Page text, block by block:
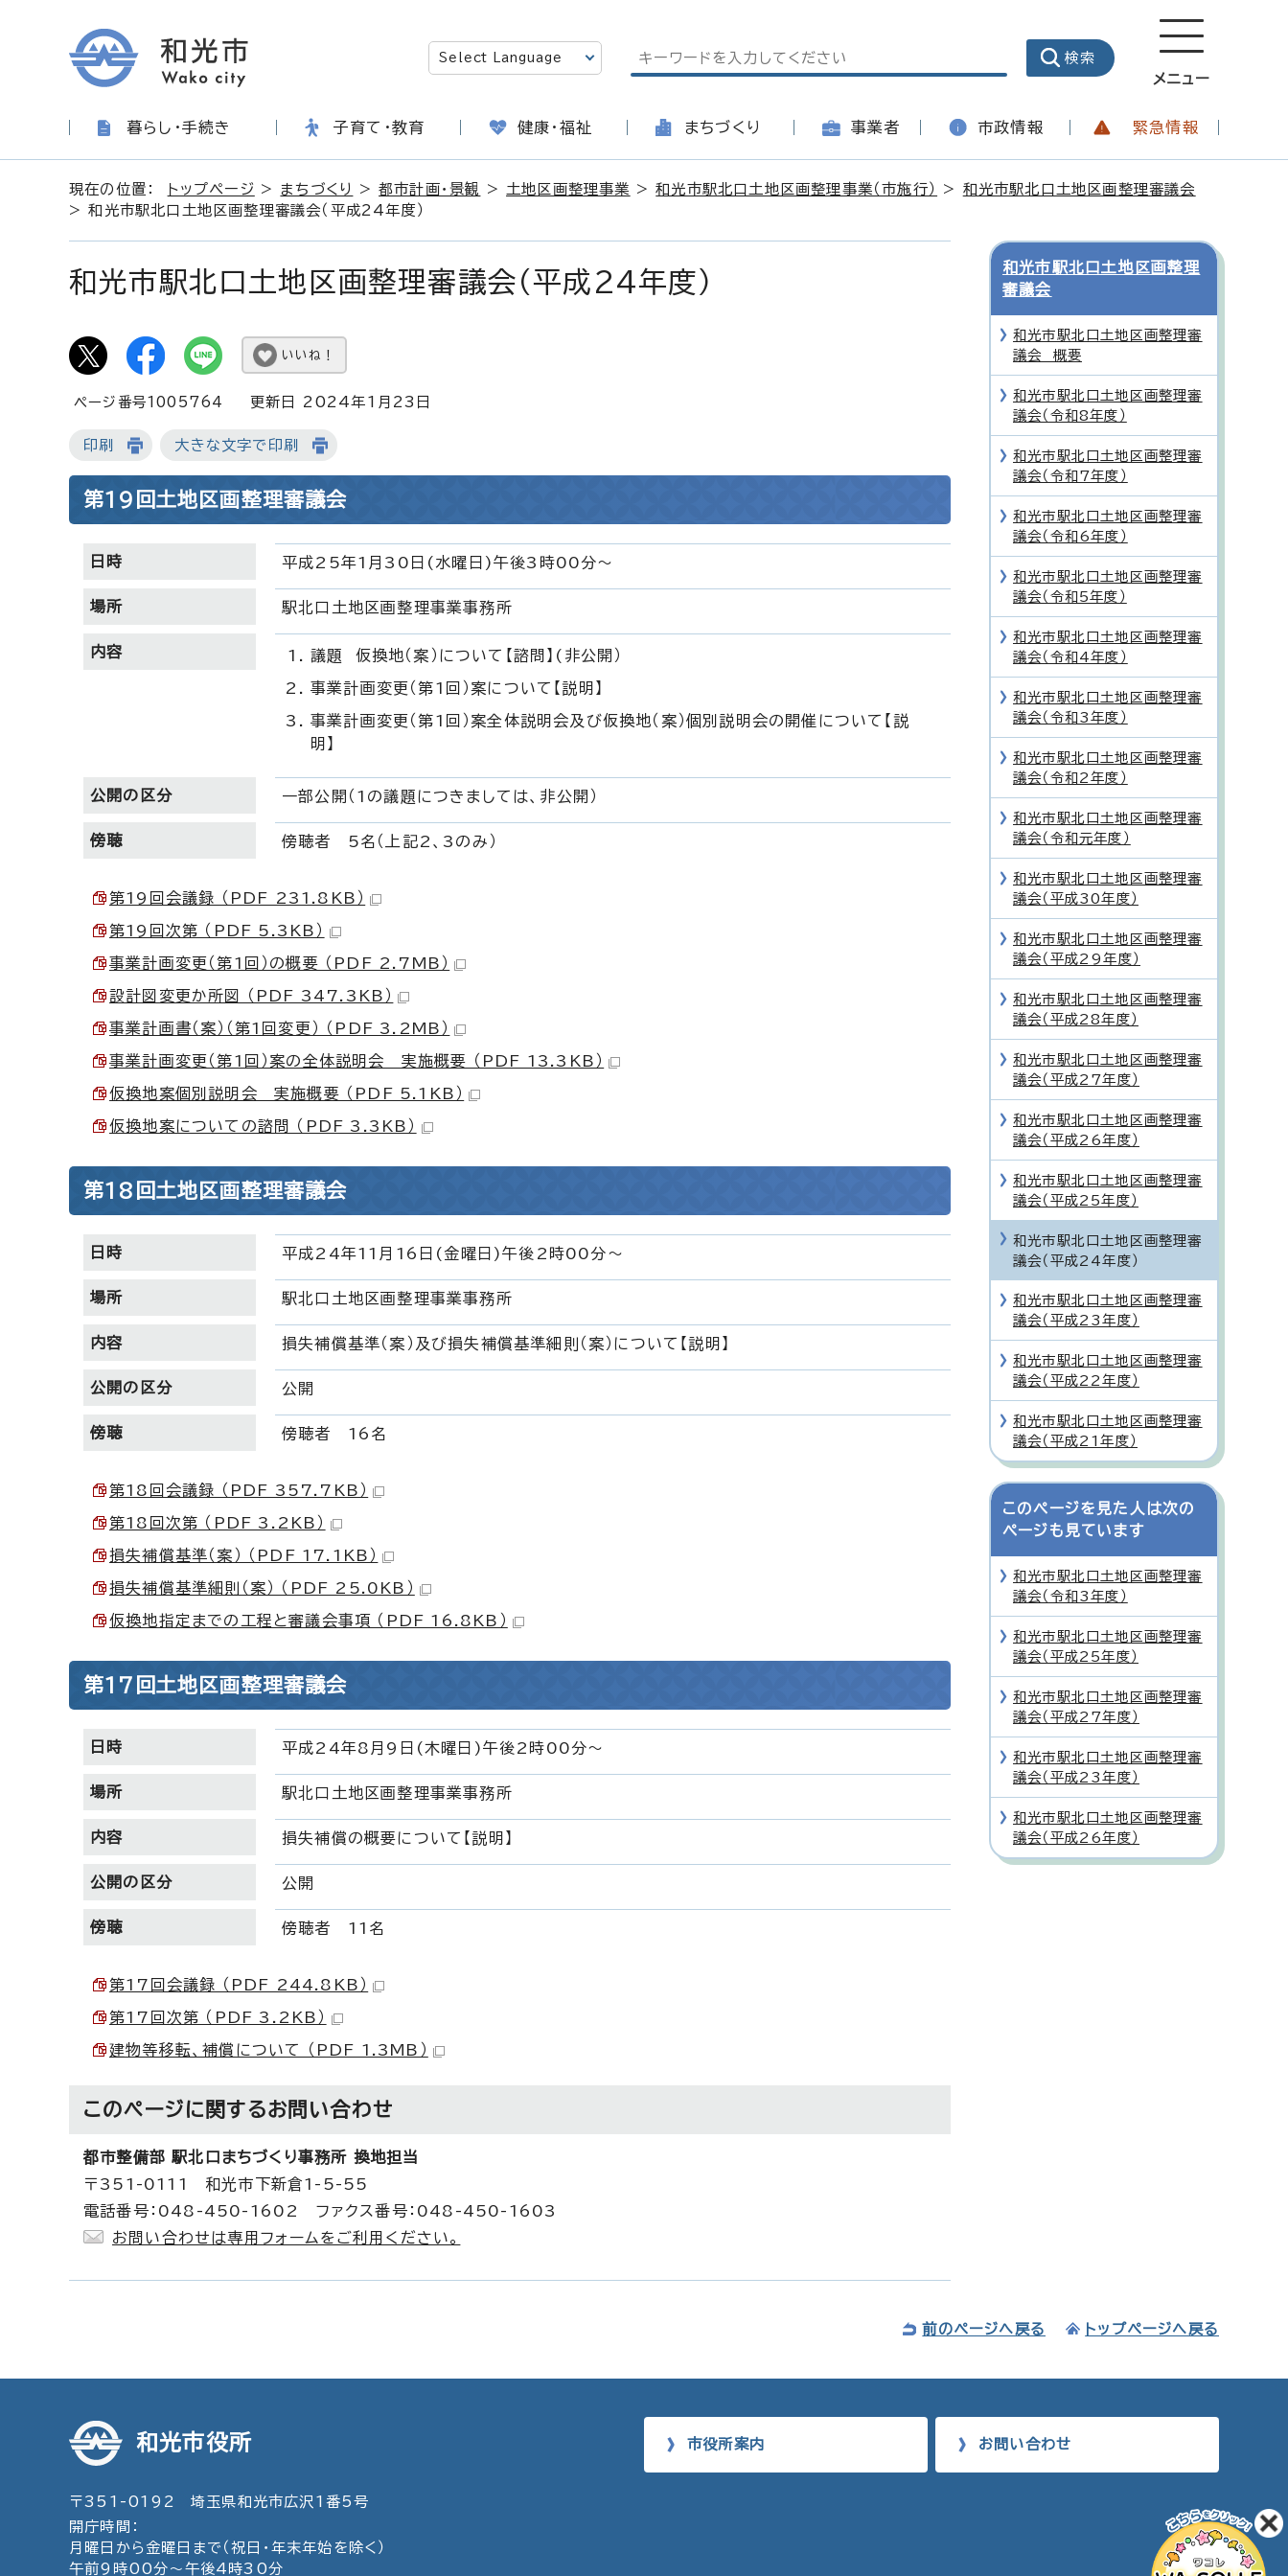
メニュー
暮らし・手続き 子育て・教育 健康・福祉 まちづくり 事業者 市政情報 緊急情報
現在の位置： トップページ > まちづくり >都市計画・景観 > 土地区画整理事業 >和光市駅北口土地区画整理事業（市施行） > 和光市駅北口土地区画整理審議会
> 和光市駅北口土地区画整理審議会（平成24年度）
和光市駅北口土地区画整理審議会（平成24年度）
いいね！
ページ番号1005764 更新日 2024年1月23日
印刷 大きな文字で印刷
第19回土地区画整理審議会
日時 平成25年1月30日(水曜日)午後3時00分～
場所 駅北口土地区画整理事業事務所
内容 議題 仮換地（案）について【諮問】(非公開）
事業計画変更（第1回）案について【説明】
事業計画変更（第1回）案全体説明会及び仮換地（案）個別説明会の開催について【説
明】
公開の区分 一部公開（1の議題につきましては、非公開）
傍聴 傍聴者 5名（上記2、3のみ）
第19回会議録 （PDF 231.8KB）
第19回次第 （PDF 5.3KB）
事業計画変更（第1回）の概要 （PDF 2.7MB）
設計図変更か所図 （PDF 347.3KB）
事業計画書（案）（第1回変更） （PDF 3.2MB）
事業計画変更（第1回）案の全体説明会 実施概要 （PDF 13.3KB）
仮換地案個別説明会 実施概要 （PDF 5.1KB）
仮換地案についての諮問 （PDF 3.3KB）
第18回土地区画整理審議会
日時 平成24年11月16日(金曜日)午後2時00分～
場所 駅北口土地区画整理事業事務所
内容 損失補償基準（案）及び損失補償基準細則（案）について【説明】
公開の区分 公開
傍聴 傍聴者 16名
第18回会議録 （PDF 357.7KB）
第18回次第 （PDF 3.2KB）
損失補償基準（案） （PDF 17.1KB）
損失補償基準細則（案） （PDF 25.0KB）
仮換地指定までの工程と審議会事項 （PDF 16.8KB）
第17回土地区画整理審議会
日時 平成24年8月9日(木曜日)午後2時00分～
場所 駅北口土地区画整理事業事務所
内容 損失補償の概要について【説明】
公開の区分 公開
傍聴 傍聴者 11名
第17回会議録 （PDF 244.8KB）
第17回次第 （PDF 3.2KB）
建物等移転、補償について （PDF 1.3MB）
このページに関するお問い合わせ
都市整備部 駅北口まちづくり事務所 換地担当
〒351-0111 和光市下新倉1-5-55
電話番号：048-450-1602 ファクス番号：048-450-1603
お問い合わせは専用フォームをご利用ください。
和光市駅北口土地区画整理
審議会
和光市駅北口土地区画整理審
議会 概要
和光市駅北口土地区画整理審
議会（令和8年度）
和光市駅北口土地区画整理審
議会（令和7年度）
和光市駅北口土地区画整理審
議会（令和6年度）
和光市駅北口土地区画整理審
議会（令和5年度）
和光市駅北口土地区画整理審
議会（令和4年度）
和光市駅北口土地区画整理審
議会（令和3年度）
和光市駅北口土地区画整理審
議会（令和2年度）
和光市駅北口土地区画整理審
議会（令和元年度）
和光市駅北口土地区画整理審
議会（平成30年度）
和光市駅北口土地区画整理審
議会（平成29年度）
和光市駅北口土地区画整理審
議会（平成28年度）
和光市駅北口土地区画整理審
議会（平成27年度）
和光市駅北口土地区画整理審
議会（平成26年度）
和光市駅北口土地区画整理審
議会（平成25年度）
和光市駅北口土地区画整理審
議会（平成24年度）
和光市駅北口土地区画整理審
議会（平成23年度）
和光市駅北口土地区画整理審
議会（平成22年度）
和光市駅北口土地区画整理審
議会（平成21年度）
このページを見た人は次の
ページも見ています
和光市駅北口土地区画整理審
議会（令和3年度）
和光市駅北口土地区画整理審
議会（平成25年度）
和光市駅北口土地区画整理審
議会（平成27年度）
和光市駅北口土地区画整理審
議会（平成23年度）
和光市駅北口土地区画整理審
議会（平成26年度）
前のページへ戻る トップページへ戻る
和光市役所
〒351-0192 埼玉県和光市広沢1番5号
開庁時間：
月曜日から金曜日まで（祝日・年末年始を除く）
午前9時00分～午後4時30分
市役所案内 お問い合わせ